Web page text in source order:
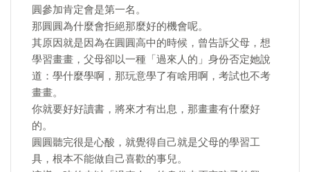
圓參加肯定會是第一名。
那圓圓為什麼會拒絕那麼好的機會呢。
其原因就是因為在圓圓高中的時候，曾告訴父母，想
學習畫畫，父母卻以一種「過來人的」身份否定她說
道：學什麼學啊，那玩意學了有啥用啊，考試也不考
畫畫。
你就要好好讀書，將來才有出息，那畫畫有什麼好
的。
圓圓聽完很是心酸，就覺得自己就是父母的學習工
具，根本不能做自己喜歡的事兒。